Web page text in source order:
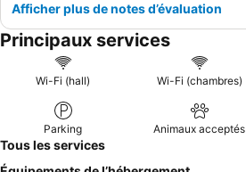
Afficher plus de notes d’évaluation
Principaux services
Wi-Fi (hall) Wi-Fi (chambres)
Parking Animaux acceptés
Tous les services